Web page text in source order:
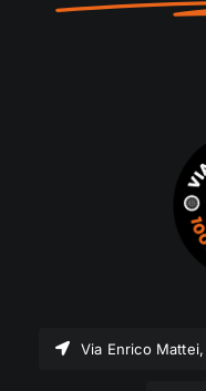
Via Enrico